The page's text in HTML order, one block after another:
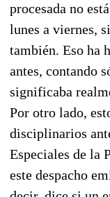
procesada no
lunes a viernes,
también. Eso ha
antes, contando
significaba
Por otro lado,
disciplinarios
Especiales de la
este despacho